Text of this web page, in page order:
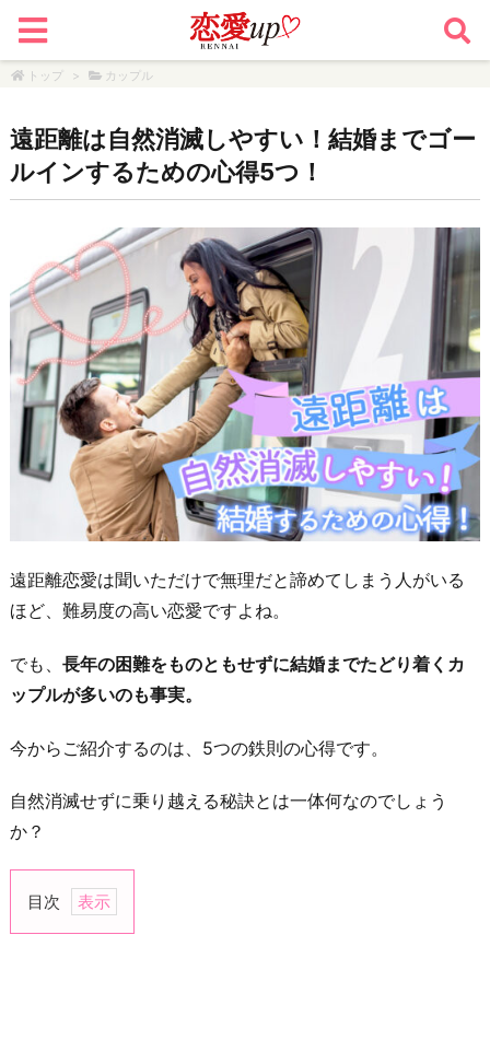
トップ > カップル
遠距離は自然消滅しやすい！結婚までゴー
ルインするための心得5つ！
遠距離恋愛は聞いただけで無理だと諦めてしまう人がいる
ほど、難易度の高い恋愛ですよね。
でも、 長年の困難をものともせずに結婚までたどり着くカ
ップルが多いのも事実。
今からご紹介するのは、5つの鉄則の心得です。
自然消滅せずに乗り越える秘訣とは一体何なのでしょう
か？
目次
1.